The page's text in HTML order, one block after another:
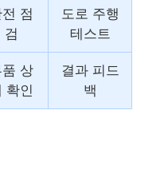
점
검
도로 주행
테스트
품 상
확인
결과 피드
백